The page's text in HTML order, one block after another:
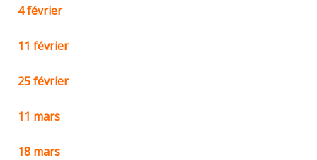
4 février
11 février
25 février
11 mars
18 mars